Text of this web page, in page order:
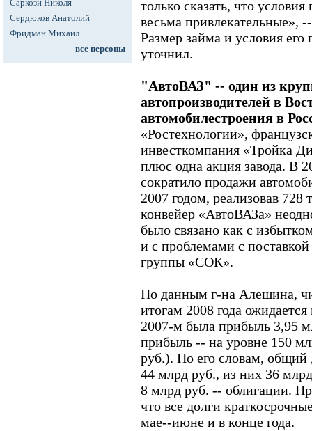
Саркози Николя
Сердюков Анатолий
Фридман Михаил
все персоны
только сказать, что
весьма привлекательные»,
Размер займа и условия
уточнил.
"АвтоВАЗ" -- один из
автопроизводителей в
автомобилестроения в
«Ростехнологии»,
инвесткомпания «Тройка
плюс одна акция завода. В
сократило продажи
2007 годом, реализовав
конвейер «АвтоВАЗа»
было связано как с
и с проблемами с
группы «СОК».
По данным г-на Алешина,
итогам 2008 года
2007-м была прибыль 3,95
прибыль -- на уровне 150
руб.). По его словам, общий
44 млрд руб., из них 36
8 млрд руб. -- облигации.
что все долги
мае--июне и в конце года.